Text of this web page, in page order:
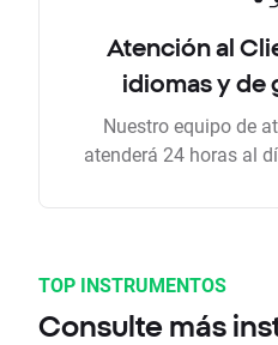
Atención al
idiomas y de
Nuestro equipo de
atenderá 24 horas al
TOP INSTRUMENTOS
Consulte más